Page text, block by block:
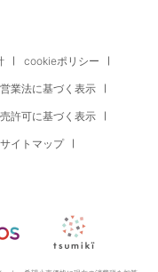
cookieポリシー
業法に基づく表示
許可に基づく表示
サイトマップ